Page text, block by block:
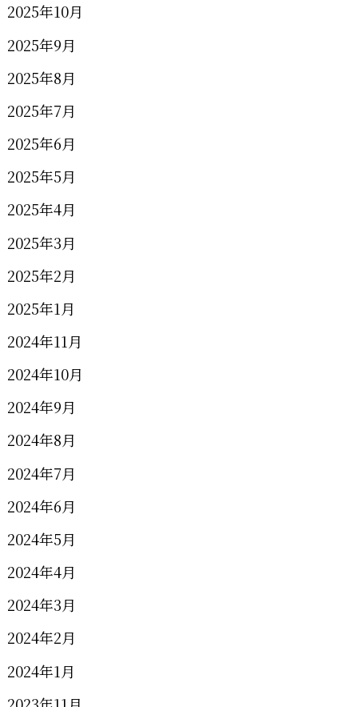
2025年10月
2025年9月
2025年8月
2025年7月
2025年6月
2025年5月
2025年4月
2025年3月
2025年2月
2025年1月
2024年11月
2024年10月
2024年9月
2024年8月
2024年7月
2024年6月
2024年5月
2024年4月
2024年3月
2024年2月
2024年1月